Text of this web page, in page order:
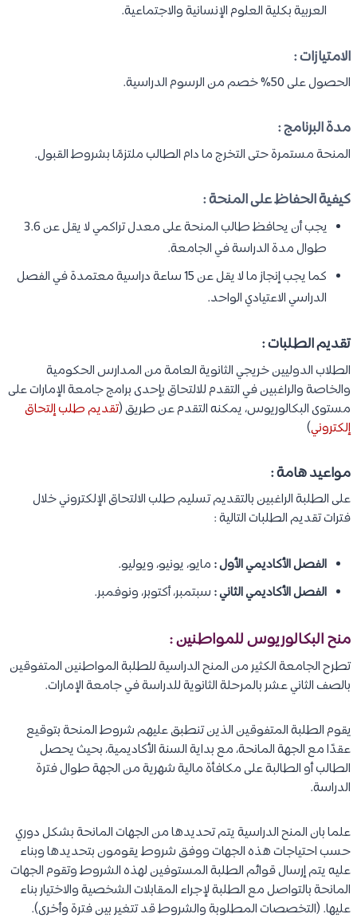
العربية بكلية العلوم الإنسانية والاجتماعية.
الامتيازات :
الحصول على 50% خصم من الرسوم الدراسية.
مدة البرنامج :
المنحة مستمرة حتى التخرج ما دام الطالب ملتزمًا بشروط القبول.
كيفية الحفاظ على المنحة :
يجب أن يحافظ طالب المنحة على معدل تراكمي لا يقل عن 3.6
طوال مدة الدراسة في الجامعة.
كما يجب إنجاز ما لا يقل عن 15 ساعة دراسية معتمدة في الفصل
الدراسي الاعتيادي الواحد.
تقديم الطلبات :
الطلاب الدوليين خريجي الثانوية العامة من المدارس الحكومية
والخاصة والراغبين في التقدم للالتحاق بإحدى برامج جامعة الإمارات على
مستوى البكالوريوس، يمكنه التقدم عن طريق (تقديم طلب إلتحاق
إلكتروني)
مواعيد هامة :
على الطلبة الراغبين بالتقديم تسليم طلب الالتحاق الإلكتروني خلال
فترات تقديم الطلبات التالية :
الفصل الأكاديمي الأول : مايو، يونيو، ويوليو.
الفصل الأكاديمي الثاني : سبتمبر، أكتوبر، ونوفمبر.
منح البكالوريوس للمواطنين :
تطرح الجامعة الكثير من المنح الدراسية للطلبة المواطنين المتفوقين
بالصف الثاني عشر بالمرحلة الثانوية للدراسة في جامعة الإمارات.
يقوم الطلبة المتفوقين الذين تنطبق عليهم شروط المنحة بتوقيع
عقدًا مع الجهة المانحة، مع بداية السنة الأكاديمية، بحيث يحصل
الطالب أو الطالبة على مكافأة مالية شهرية من الجهة طوال فترة
الدراسة.
علما بان المنح الدراسية يتم تحديدها من الجهات المانحة بشكل دوري
حسب احتياجات هذه الجهات ووفق شروط يقومون بتحديدها وبناء
عليه يتم إرسال قوائم الطلبة المستوفين لهذه الشروط وتقوم الجهات
المانحة بالتواصل مع الطلبة لإجراء المقابلات الشخصية والاختيار بناء
عليها. (التخصصات المطلوبة والشروط قد تتغير بين فترة وأخرى).